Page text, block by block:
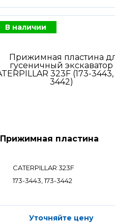
В наличии
Прижимная пластина
CATERPILLAR 323F
173-3443, 173-3442
Уточняйте цену